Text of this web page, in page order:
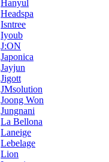
Hanyul
Headspa
Isntree
Iyoub
J:ON
Japonica
Jayjun
Jigott
JMsolution
Joong Won
Jungnani
La Bellona
Laneige
Lebelage
Lion